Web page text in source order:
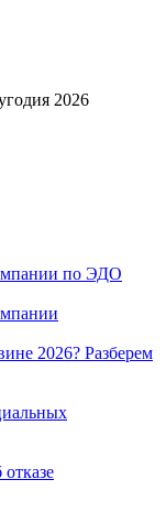
2026
по ЭДО
2026? Разберем